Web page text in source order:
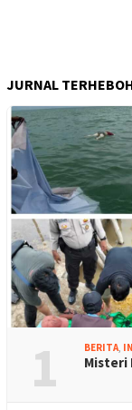
JURNAL
1 BERITA,
Misteri